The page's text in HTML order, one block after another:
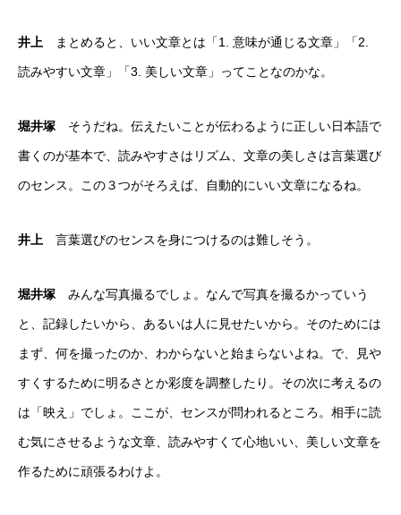
井上 まとめると、いい文章とは「1. 意味が通じる文章」「2.
読みやすい文章」「3. 美しい文章」ってことなのかな。
堀井塚 そうだね。伝えたいことが伝わるように正しい日本語で
書くのが基本で、読みやすさはリズム、文章の美しさは言葉選び
のセンス。この３つがそろえば、自動的にいい文章になるね。
井上 言葉選びのセンスを身につけるのは難しそう。
堀井塚 みんな写真撮るでしょ。なんで写真を撮るかっていう
と、記録したいから、あるいは人に見せたいから。そのためには
まず、何を撮ったのか、わからないと始まらないよね。で、見や
すくするために明るさとか彩度を調整したり。その次に考えるの
は「映え」でしょ。ここが、センスが問われるところ。相手に読
む気にさせるような文章、読みやすくて心地いい、美しい文章を
作るために頑張るわけよ。